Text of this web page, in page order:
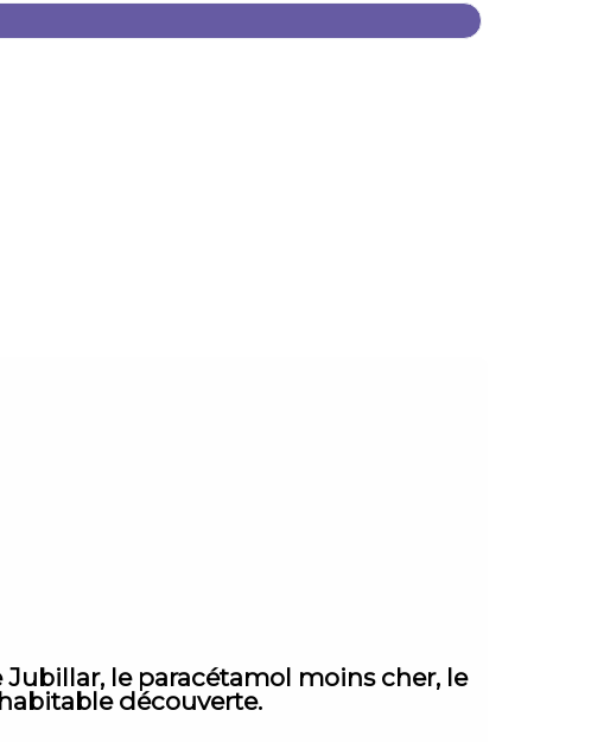
Jubillar, le paracétamol moins cher, le
découverte.